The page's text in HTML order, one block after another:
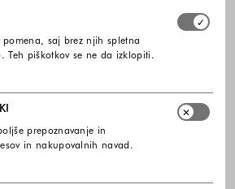
VRAČILA
prvi nakup ob prijavi na e-
piškotkov dovolite. Obvezni
saj brez njih spletna
Teh piškotkov se ne da izklopiti.
prepoznavanje in
in nakupovalnih navad.